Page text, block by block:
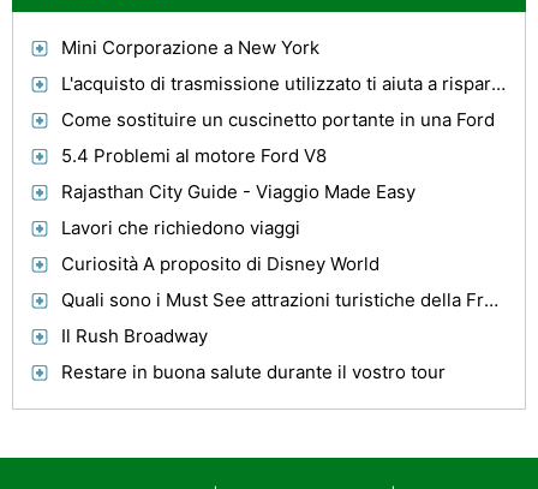
Mini Corporazione a New York
L'acquisto di trasmissione utilizzato ti aiuta a risparmiare denaro
Come sostituire un cuscinetto portante in una Ford
5.4 Problemi al motore Ford V8
Rajasthan City Guide - Viaggio Made Easy
Lavori che richiedono viaggi
Curiosità A proposito di Disney World
Quali sono i Must See attrazioni turistiche della Francia?
Il Rush Broadway
Restare in buona salute durante il vostro tour